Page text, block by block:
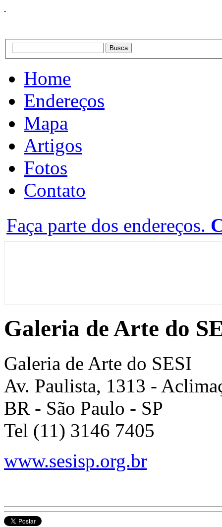
Home
Endereços
Mapa
Artigos
Fotos
Contato
Faça parte dos endereços.
Galeria de Arte do
Galeria de Arte do SESI
Av. Paulista, 1313 -
BR - São Paulo - SP
Tel (11) 3146 7405
www.sesisp.org.br